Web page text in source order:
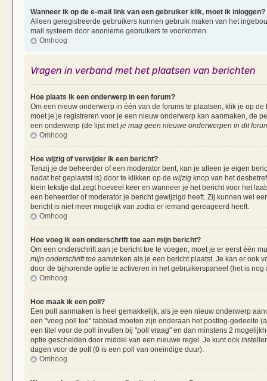
Wanneer ik op de e-mail link van een gebruiker klik, moet ik inloggen?
Alleen geregistreerde gebruikers kunnen gebruik maken van het
mail systeem door anonieme gebruikers te voorkomen.
Omhoog
Vragen in verband met het plaatsen van berichten
Hoe plaats ik een onderwerp in een forum?
Om een nieuw onderwerp in één van de forums te plaatsen, klik je op
moet je je registreren voor je een nieuw onderwerp kan aanmaken, de
een onderwerp (de lijst met je mag geen nieuwe onderwerpen in dit
Omhoog
Hoe wijzig of verwijder ik een bericht?
Tenzij je de beheerder of een moderator bent, kan je alleen je eigen
nadat het geplaatst is) door te klikken op de wijzig knop van het
klein tekstje dat zegt hoeveel keer en wanneer je het bericht voor het
een beheerder of moderator je bericht gewijzigd heeft. Zij kunnen wel
bericht is niet meer mogelijk van zodra er iemand gereageerd heeft.
Omhoog
Hoe voeg ik een onderschrift toe aan mijn bericht?
Om een onderschrift aan je bericht toe te voegen, moet je er eerst één
mijn onderschrift toe aanvinken als je een bericht plaatst. Je kan er ook
door de bijhorende optie te activeren in het gebruikerspaneel (het is
Omhoog
Hoe maak ik een poll?
Een poll aanmaken is heel gemakkelijk, als je een nieuw onderwerp
een "voeg poll toe" tabblad moeten zijn onderaan het posting-gedeelte
een titel voor de poll invullen bij "poll vraag" en dan minstens 2
optie gescheiden door middel van een nieuwe regel. Je kunt ook
dagen voor de poll (0 is een poll van oneindige duur).
Omhoog